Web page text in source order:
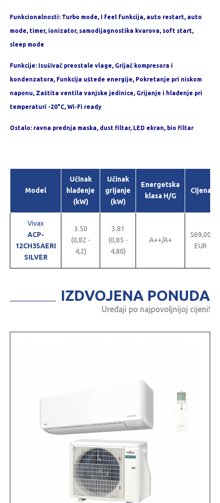
Funkcionalnosti: Turbo mode, I feel funkcija, auto restart, auto
mode, timer, ionizator, samodijagnostika kvarova, soft start,
sleep mode
Funkcije: Isušivač preostale vlage, Grijač kompresora i
kondenzatora, Funkcija uštede energije, Pokretanje pri niskom
naponu, Zaštita ventila vanjske jedinice, Grijanje i hlađenje pri
temperaturi -20°C, Wi-Fi ready
Ostalo: ravna prednja maska, dust filtar, LED ekran, bio filtar
Model
Učinak
hlađenje
(kW)
Učinak
grijanje
(kW)
Energetska
klasa H/G
Cijena
Vivax
ACP-
12CH35AERI
SILVER
3.50
(0,82 -
4,2)
3.81
(0,85 -
4,80)
A++/A+
569,00
EUR
IZDVOJENA PONUDA
Uređaji po najpovoljnijoj cijeni!